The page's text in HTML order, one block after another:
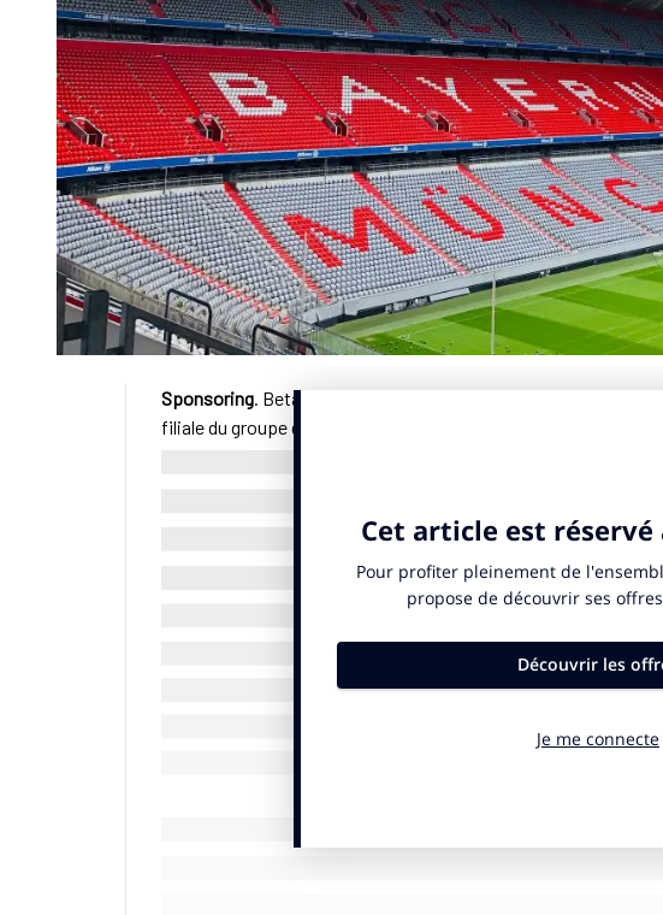
Sponsoring. Betano a conclu un
avec le
filiale du groupe grec Kaizen Gaming, profite de cette
© SportBusiness.Club – Juillet 2025